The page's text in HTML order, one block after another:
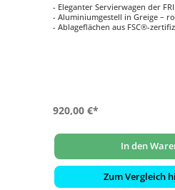
- Eleganter Servierwagen der
- Aluminiumgestell in Greige –
- Ablageflächen aus FSC®-
920,00 €*
In den
Zum Vergleich